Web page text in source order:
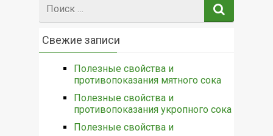
Свежие записи
Полезные свойства и
противопоказания мятного сока
Полезные свойства и
противопоказания укропного сока
Полезные свойства и